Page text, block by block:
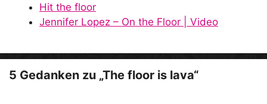
e
o
Hit the floor
Jennifer Lopez – On the Floor | Video
5 Gedanken zu „The floor is lava“